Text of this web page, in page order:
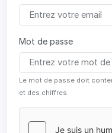
Mot de passe
Le mot de passe doit
et des chiffres.